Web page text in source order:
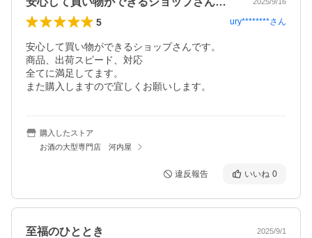
5 ury********さん
安心して買い物ができるショップさんです。
商品、出荷スピード、対応
全てに満足してます。
また購入しますので宜しくお願いします。
購入したストア
お酒の大型専門店 河内屋
違反報告 いいね 0
至福のひととき 2025/9/1